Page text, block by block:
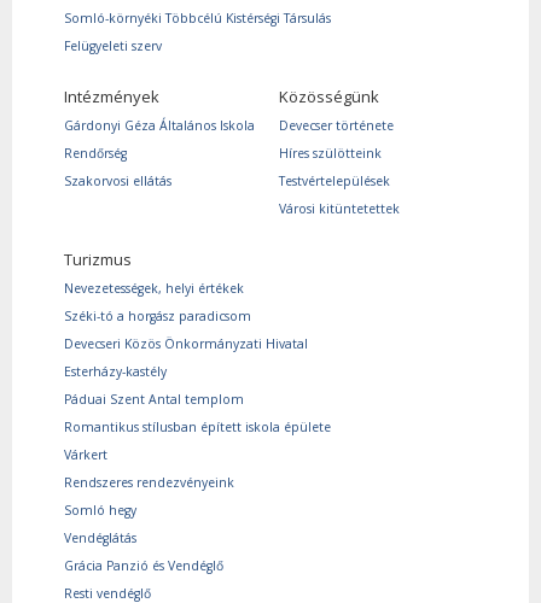
Somló-környéki Többcélú Kistérségi Társulás
Felügyeleti szerv
Intézmények
Gárdonyi Géza Általános Iskola
Rendőrség
Szakorvosi ellátás
Közösségünk
Devecser története
Híres szülötteink
Testvértelepülések
Városi kitüntetettek
Turizmus
Nevezetességek, helyi értékek
Széki-tó a horgász paradicsom
Devecseri Közös Önkormányzati Hivatal
Esterházy-kastély
Páduai Szent Antal templom
Romantikus stílusban épített iskola épülete
Várkert
Rendszeres rendezvényeink
Somló hegy
Vendéglátás
Grácia Panzió és Vendéglő
Resti vendéglő